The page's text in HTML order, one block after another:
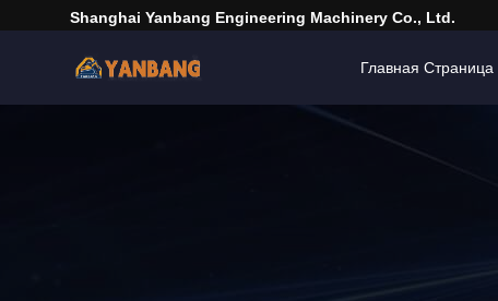
Shanghai Yanbang Engineering Machinery Co., Ltd.
Главная Страница